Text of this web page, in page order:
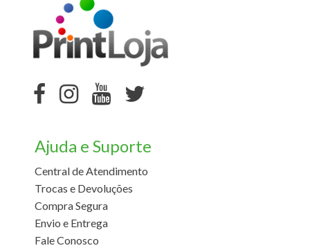
Ajuda e Suporte
Central de Atendimento
Trocas e Devoluções
Compra Segura
Envio e Entrega
Fale Conosco